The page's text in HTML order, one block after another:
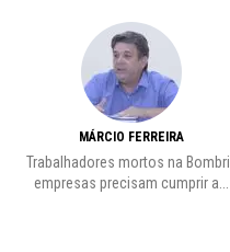
MÁRCIO FERREIRA
Trabalhadores mortos na
empresas precisam cumprir a...